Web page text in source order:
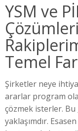
YSM ve
Temel
Şirketler neye
ararlar program
çözmek isterler.
yaklaşımdır.